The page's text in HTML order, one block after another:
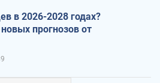
в 2026-2028 годах?
прогнозов от